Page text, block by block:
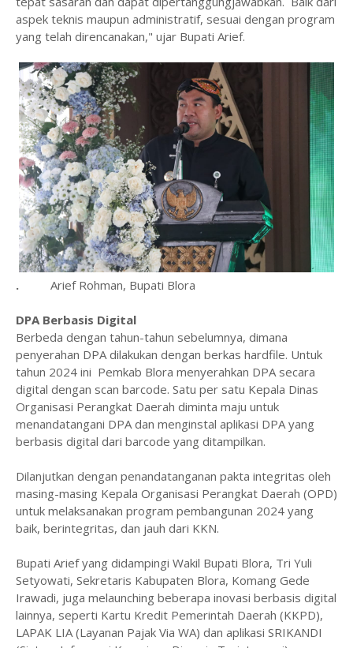
aspek teknis maupun administratif, sesuai dengan program
yang telah direncanakan," ujar Bupati Arief.
. Arief Rohman, Bupati Blora
DPA Berbasis Digital
Berbeda dengan tahun-tahun sebelumnya, dimana
penyerahan DPA dilakukan dengan berkas hardfile. Untuk
tahun 2024 ini Pemkab Blora menyerahkan DPA secara
digital dengan scan barcode. Satu per satu Kepala Dinas
Organisasi Perangkat Daerah diminta maju untuk
menandatangani DPA dan menginstal aplikasi DPA yang
berbasis digital dari barcode yang ditampilkan.
Dilanjutkan dengan penandatanganan pakta integritas oleh
masing-masing Kepala Organisasi Perangkat Daerah (OPD)
untuk melaksanakan program pembangunan 2024 yang
baik, berintegritas, dan jauh dari KKN.
Bupati Arief yang didampingi Wakil Bupati Blora, Tri Yuli
Setyowati, Sekretaris Kabupaten Blora, Komang Gede
Irawadi, juga melaunching beberapa inovasi berbasis digital
lainnya, seperti Kartu Kredit Pemerintah Daerah (KKPD),
LAPAK LIA (Layanan Pajak Via WA) dan aplikasi SRIKANDI